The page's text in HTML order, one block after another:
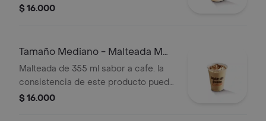
variar debido al tiempo de entrega.
$ 16.000
Tamaño Mediano - Malteada M
De Café
Malteada de 355 ml sabor a cafe. la
consistencia de este producto puede
variar debido al tiempo de entrega
$ 16.000